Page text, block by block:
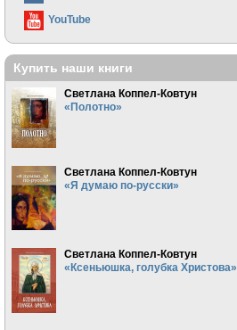
YouTube
Купить наши книги
Светлана Коппел-Ковтун
«Полотно»
Светлана Коппел-Ковтун
«Я думаю по-русски»
Светлана Коппел-Ковтун
«Ксеньюшка, голубка Христова»